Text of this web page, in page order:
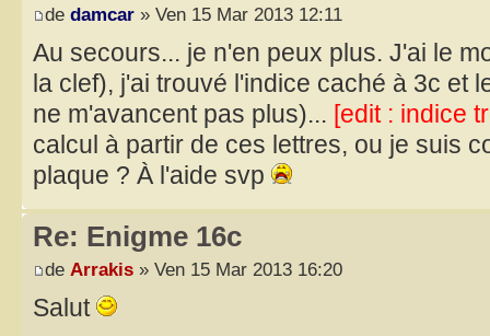
de damcar » Ven 15 Mar 2013 12:11
Au secours... je n'en peux plus. J'ai le
la clef), j'ai trouvé l'indice caché à 3c et
ne m'avancent pas plus)... [edit : indice
calcul à partir de ces lettres, ou je suis
plaque ? À l'aide svp
Re: Enigme 16c
de Arrakis » Ven 15 Mar 2013 16:20
Salut